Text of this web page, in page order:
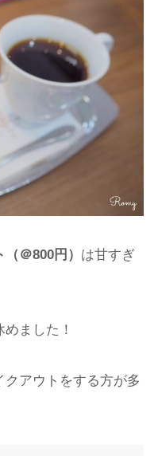
＠800円） は甘すぎ
ました！
アウトをする方が多